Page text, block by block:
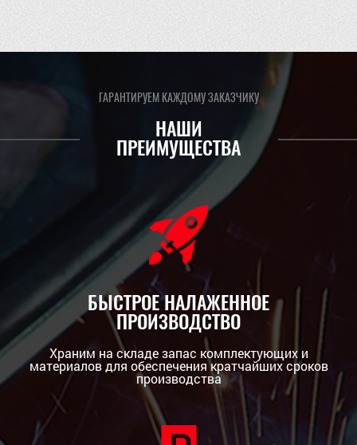
ГАРАНТИРУЕМ КАЖДОМУ ЗАКАЗЧИКУ
НАШИ
ПРЕИМУЩЕСТВА
БЫСТРОЕ НАЛАЖЕННОЕ
ПРОИЗВОДСТВО
Храним на складе запас комплектующих и
материалов для обеспечения кратчайших сроков
производства